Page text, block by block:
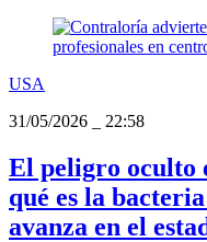
USA
31/05/2026
22:58
El peligro oculto
qué es la
avanza en el